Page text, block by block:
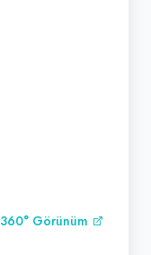
360° Görünüm